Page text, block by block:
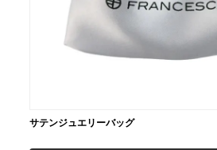
サテンジュエリーバッグ